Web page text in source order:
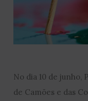
No dia 10 de junho,
de Camões e das